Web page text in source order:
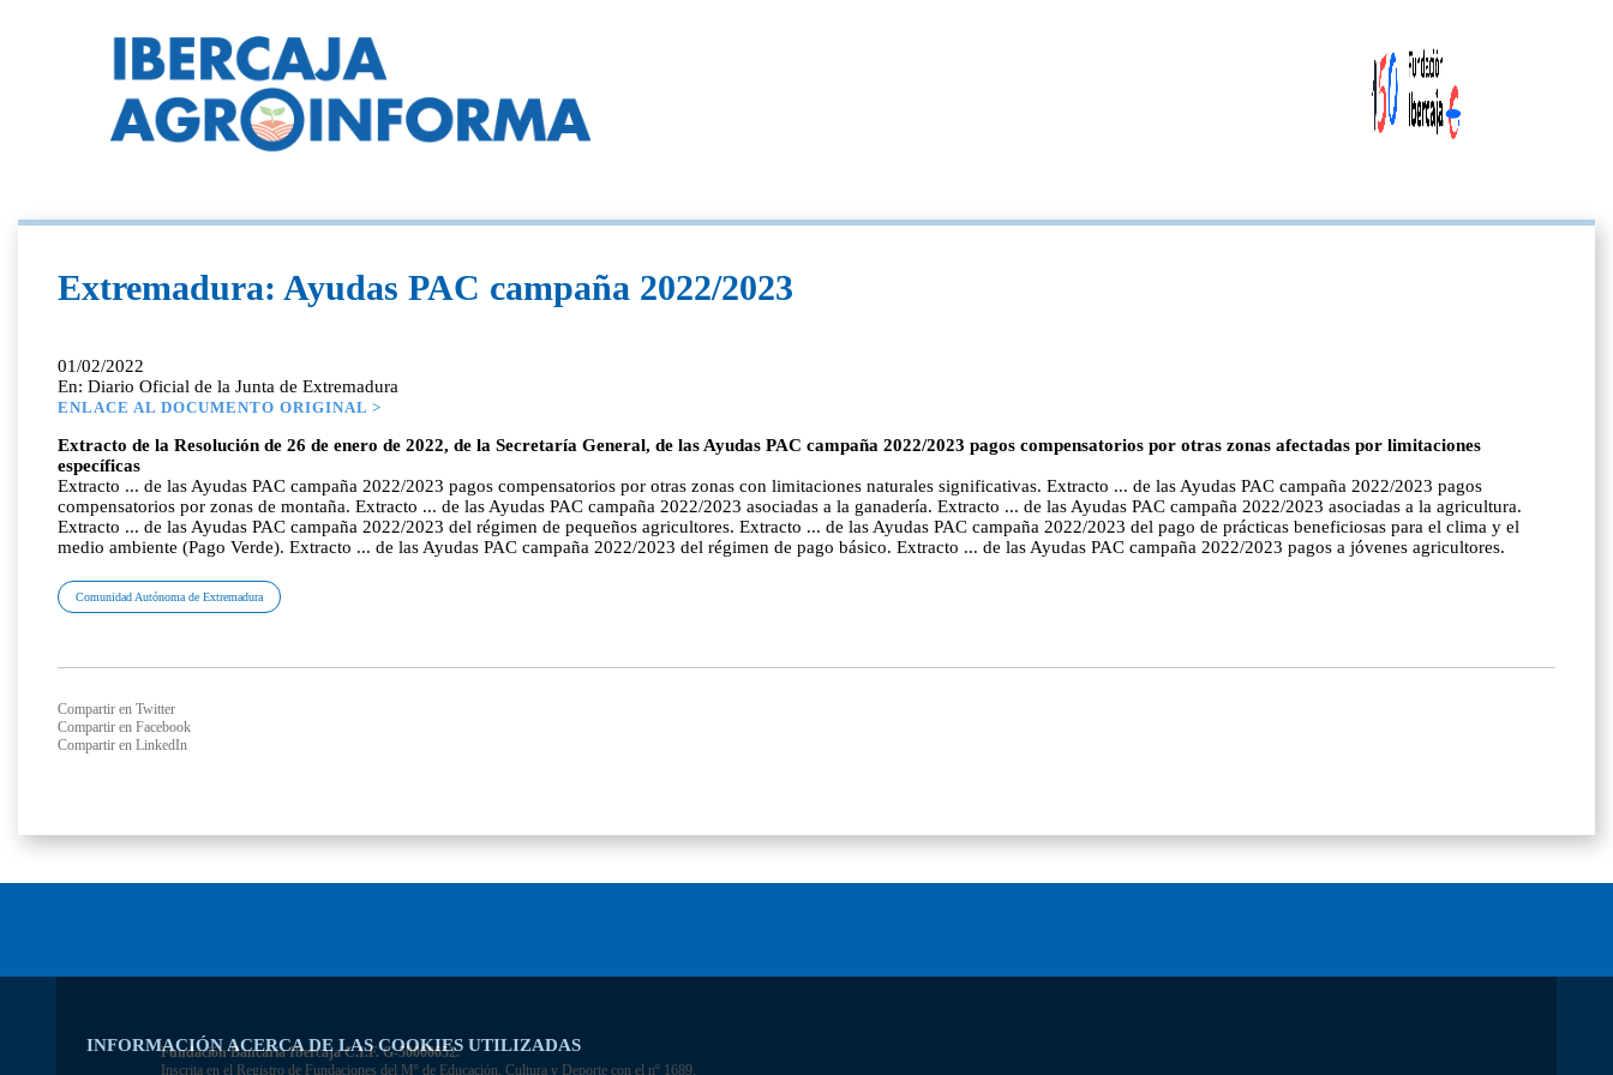
INFORMACIÓN ACERCA DE LAS COOKIES UTILIZADAS
Extremadura: Ayudas PAC campaña 2022/2023
01/02/2022
En: Diario Oficial de la Junta de Extremadura
ENLACE AL DOCUMENTO ORIGINAL >
Extracto de la Resolución de 26 de enero de 2022, de la Secretaría General, de las Ayudas PAC campaña 2022/2023 pagos compensatorios por otras zonas afectadas por limitaciones
específicas
Extracto ... de las Ayudas PAC campaña 2022/2023 pagos compensatorios por otras zonas con limitaciones naturales significativas. Extracto ... de las Ayudas PAC campaña 2022/2023 pagos
compensatorios por zonas de montaña. Extracto ... de las Ayudas PAC campaña 2022/2023 asociadas a la ganadería. Extracto ... de las Ayudas PAC campaña 2022/2023 asociadas a la agricultura.
Extracto ... de las Ayudas PAC campaña 2022/2023 del régimen de pequeños agricultores. Extracto ... de las Ayudas PAC campaña 2022/2023 del pago de prácticas beneficiosas para el clima y el
medio ambiente (Pago Verde). Extracto ... de las Ayudas PAC campaña 2022/2023 del régimen de pago básico. Extracto ... de las Ayudas PAC campaña 2022/2023 pagos a jóvenes agricultores.
Comunidad Autónoma de Extremadura
Compartir en Twitter
Compartir en Facebook
Compartir en LinkedIn
Fundación Bancaria Ibercaja C.I.F. G-50000652.
Inscrita en el Registro de Fundaciones del Mº de Educación, Cultura y Deporte con el nº 1689.